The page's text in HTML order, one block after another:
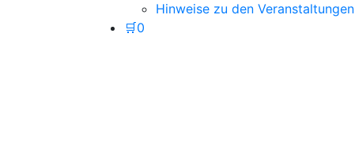
Hinweise zu den Veranstaltungen
🛒0